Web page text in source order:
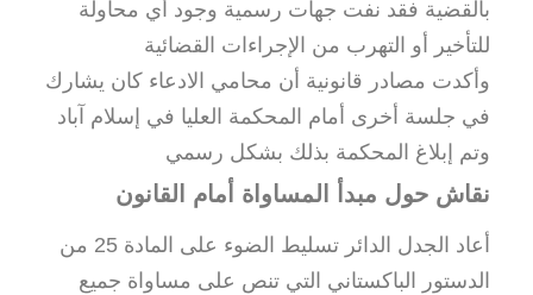
بالقضية فقد نفت جهات رسمية وجود أي محاولة
للتأخير أو التهرب من الإجراءات القضائية
وأكدت مصادر قانونية أن محامي الادعاء كان يشارك
في جلسة أخرى أمام المحكمة العليا في إسلام آباد
وتم إبلاغ المحكمة بذلك بشكل رسمي
نقاش حول مبدأ المساواة أمام القانون
أعاد الجدل الدائر تسليط الضوء على المادة 25 من
الدستور الباكستاني التي تنص على مساواة جميع